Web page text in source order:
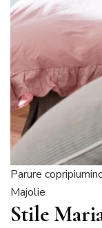
Parure
Majolie
Stile